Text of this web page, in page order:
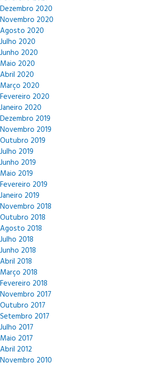
Dezembro 2020
Novembro 2020
Agosto 2020
Julho 2020
Junho 2020
Maio 2020
Abril 2020
Março 2020
Fevereiro 2020
Janeiro 2020
Dezembro 2019
Novembro 2019
Outubro 2019
Julho 2019
Junho 2019
Maio 2019
Fevereiro 2019
Janeiro 2019
Novembro 2018
Outubro 2018
Agosto 2018
Julho 2018
Junho 2018
Abril 2018
Março 2018
Fevereiro 2018
Novembro 2017
Outubro 2017
Setembro 2017
Julho 2017
Maio 2017
Abril 2012
Novembro 2010